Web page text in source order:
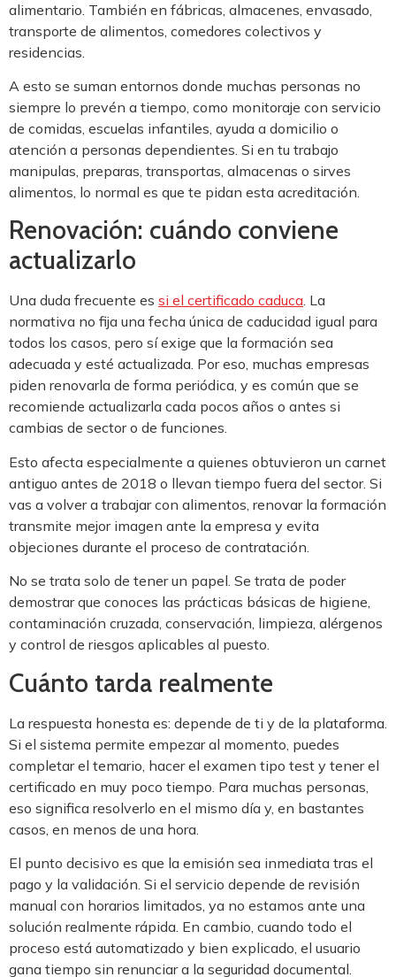
alimentario. También en fábricas, almacenes, envasado,
transporte de alimentos, comedores colectivos y
residencias.
A esto se suman entornos donde muchas personas no
siempre lo prevén a tiempo, como monitoraje con servicio
de comidas, escuelas infantiles, ayuda a domicilio o
atención a personas dependientes. Si en tu trabajo
manipulas, preparas, transportas, almacenas o sirves
alimentos, lo normal es que te pidan esta acreditación.
Renovación: cuándo conviene
actualizarlo
Una duda frecuente es si el certificado caduca. La
normativa no fija una fecha única de caducidad igual para
todos los casos, pero sí exige que la formación sea
adecuada y esté actualizada. Por eso, muchas empresas
piden renovarla de forma periódica, y es común que se
recomiende actualizarla cada pocos años o antes si
cambias de sector o de funciones.
Esto afecta especialmente a quienes obtuvieron un carnet
antiguo antes de 2018 o llevan tiempo fuera del sector. Si
vas a volver a trabajar con alimentos, renovar la formación
transmite mejor imagen ante la empresa y evita
objeciones durante el proceso de contratación.
No se trata solo de tener un papel. Se trata de poder
demostrar que conoces las prácticas básicas de higiene,
contaminación cruzada, conservación, limpieza, alérgenos
y control de riesgos aplicables al puesto.
Cuánto tarda realmente
La respuesta honesta es: depende de ti y de la plataforma.
Si el sistema permite empezar al momento, puedes
completar el temario, hacer el examen tipo test y tener el
certificado en muy poco tiempo. Para muchas personas,
eso significa resolverlo en el mismo día y, en bastantes
casos, en menos de una hora.
El punto decisivo es que la emisión sea inmediata tras el
pago y la validación. Si el servicio depende de revisión
manual con horarios limitados, ya no estamos ante una
solución realmente rápida. En cambio, cuando todo el
proceso está automatizado y bien explicado, el usuario
gana tiempo sin renunciar a la seguridad documental.